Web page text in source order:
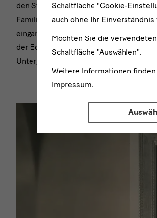
den Staatlichen Kunstsammlungen
Familie Weigang - dauerhaft für die
eingangs erwähnten Meisterwerken
der Edo-Zeit (17. Jahrhundert)
Unterglasur-Dekor zählen.
Schaltfläche "Cookie-
auch ohne Ihr
Möchten Sie die
Schaltfläche "Auswählen".
Weitere Informationen
Impressum.